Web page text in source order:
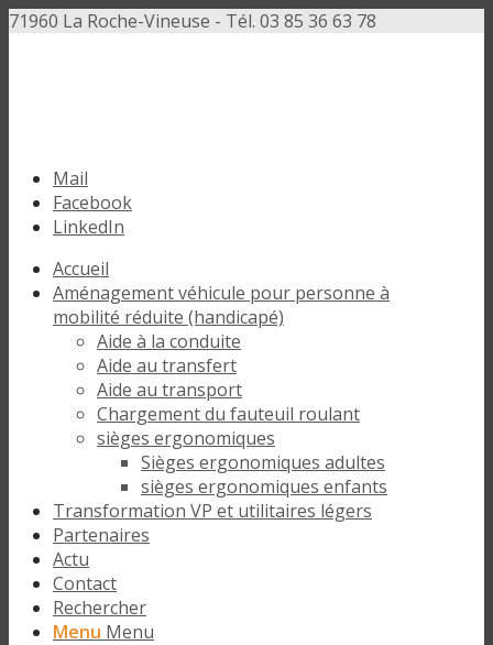
71960 La Roche-Vineuse - Tél. 03 85 36 63 78
Mail
Facebook
LinkedIn
Accueil
Aménagement véhicule pour personne à
mobilité réduite (handicapé)
Aide à la conduite
Aide au transfert
Aide au transport
Chargement du fauteuil roulant
sièges ergonomiques
Sièges ergonomiques adultes
sièges ergonomiques enfants
Transformation VP et utilitaires légers
Partenaires
Actu
Contact
Rechercher
Menu Menu